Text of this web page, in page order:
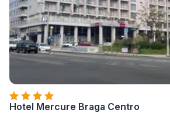
Hotel Mercure Braga Centro